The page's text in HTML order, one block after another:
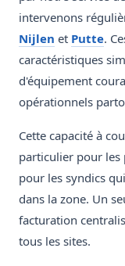
intervenons
Nijlen et Putte.
caractéristiques
d'équipement
opérationnels
Cette capacité à
particulier pour les
pour les syndics
dans la zone. Un
facturation
tous les sites.